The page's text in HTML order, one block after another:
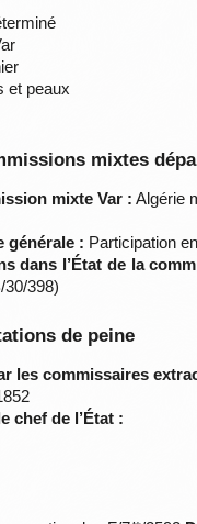
et peaux
mixtes
mixte Var : Algérie
générale : Participation
dans l’État de la
30/398)
de peine
les commissaires
chef de l’État :